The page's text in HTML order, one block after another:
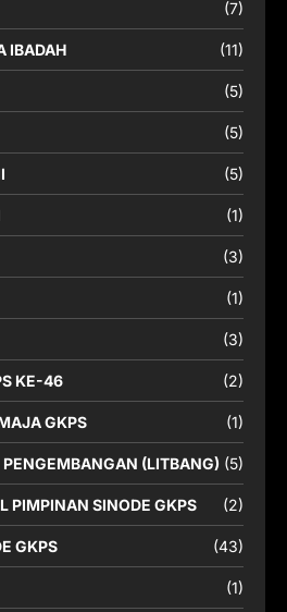
(7)
IBADAH (11)
(5)
(5)
(5)
(1)
(3)
(1)
(3)
KE-46 (2)
GKPS (1)
(LITBANG) (5)
PIMPINAN SINODE GKPS (2)
GKPS (43)
(1)